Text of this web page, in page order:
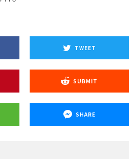
TWEET
SUBMIT
SHARE